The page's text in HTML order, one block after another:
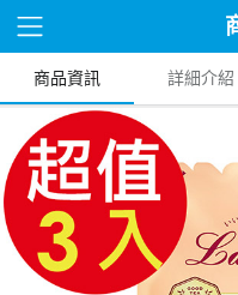
商品資訊 詳細介紹